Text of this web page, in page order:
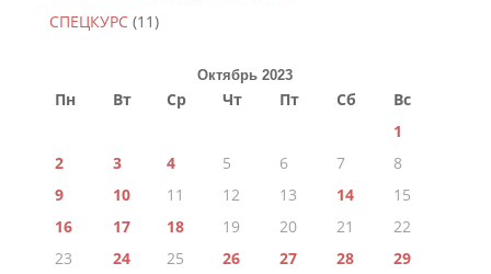
СПЕЦКУРС(11)
Октябрь 2023
Пн Вт Ср Чт Пт Сб
Вс
1
2
3 4 5 6 7
8
9
10 11 12 13 14
15
16
17 18 19 20 21
22
23
24 25 26 27 28
29